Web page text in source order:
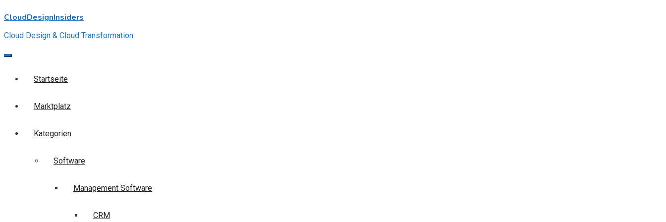
to
CloudDesignInsiders
Cloud Design & Cloud Transformation
Startseite
Marktplatz
Kategorien
Software
Management Software
CRM